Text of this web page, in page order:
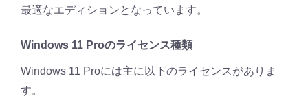
最適なエディションとなっています。
Windows 11 Proのライセンス種類
Windows 11 Proには主に以下のライセンスがありま
す。